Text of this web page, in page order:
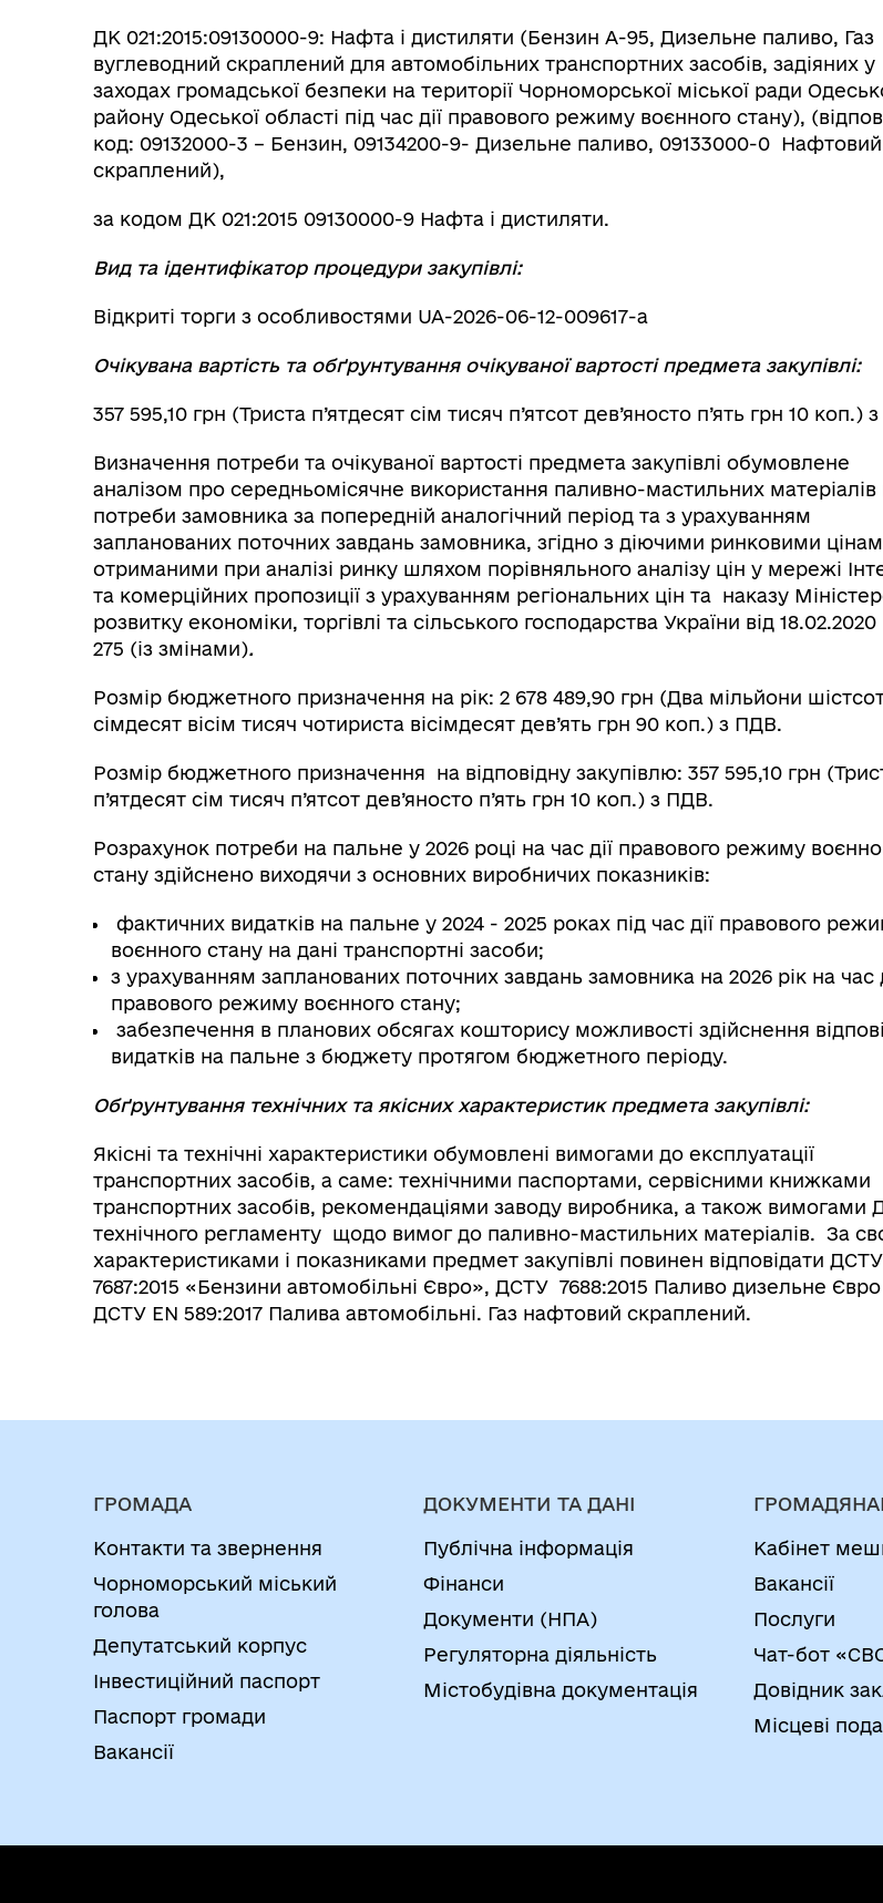
ДК 021:2015:09130000-9: Нафта і дистиляти (Бензин А-95, Дизельне паливо, Газ
вуглеводний скраплений для автомобільних транспортних засобів, задіяних у
заходах громадської безпеки на території Чорноморської міської ради
району Одеської області під час дії правового режиму воєнного стану),
код: 09132000-3 – Бензин, 09134200-9- Дизельне паливо, 09133000-0 Нафтовий
скраплений),
за кодом ДК 021:2015 09130000-9 Нафта і дистиляти.
Вид та ідентифікатор процедури закупівлі:
Відкриті торги з особливостями UA-2026-06-12-009617-a
Очікувана вартість та обґрунтування очікуваної вартості предмета закупівлі:
357 595,10 грн (Триста п’ятдесят сім тисяч п’ятсот дев’яносто п’ять грн 10 коп.)
Визначення потреби та очікуваної вартості предмета закупівлі обумовлене
аналізом про середньомісячне використання паливно-мастильних матеріалів
потреби замовника за попередній аналогічний період та з урахуванням
запланованих поточних завдань замовника, згідно з діючими ринковими
отриманими при аналізі ринку шляхом порівняльного аналізу цін у мережі
та комерційних пропозиції з урахуванням регіональних цін та наказу
розвитку економіки, торгівлі та сільського господарства України від
275 (із змінами).
Розмір бюджетного призначення на рік: 2 678 489,90 грн (Два мільйони
сімдесят вісім тисяч чотириста вісімдесят дев’ять грн 90 коп.) з ПДВ.
Розмір бюджетного призначення на відповідну закупівлю: 357 595,10 грн
п’ятдесят сім тисяч п’ятсот дев’яносто п’ять грн 10 коп.) з ПДВ.
Розрахунок потреби на пальне у 2026 році на час дії правового режиму
стану здійснено виходячи з основних виробничих показників:
фактичних видатків на пальне у 2024 - 2025 роках під час дії правового
воєнного стану на дані транспортні засоби;
з урахуванням запланованих поточних завдань замовника на 2026 рік на час
правового режиму воєнного стану;
забезпечення в планових обсягах кошторису можливості здійснення
видатків на пальне з бюджету протягом бюджетного періоду.
Обґрунтування технічних та якісних характеристик предмета закупівлі:
Якісні та технічні характеристики обумовлені вимогами до експлуатації
транспортних засобів, а саме: технічними паспортами, сервісними книжками
транспортних засобів, рекомендаціями заводу виробника, а також вимогами
технічного регламенту щодо вимог до паливно-мастильних матеріалів. За
характеристиками і показниками предмет закупівлі повинен відповідати ДСТУ
7687:2015 «Бензини автомобільні Євро», ДСТУ 7688:2015 Паливо дизельне Євро
ДСТУ EN 589:2017 Палива автомобільні. Газ нафтовий скраплений.
ГРОМАДА
Контакти та звернення
Чорноморський міський
голова
Депутатський корпус
Інвестиційний паспорт
Паспорт громади
Вакансії
ДОКУМЕНТИ ТА ДАНІ
Публічна інформація
Фінанси
Документи (НПА)
Регуляторна діяльність
Містобудівна документація
Кабінет
Вакансії
Послуги
Чат-бот
Довідник
Місцеві